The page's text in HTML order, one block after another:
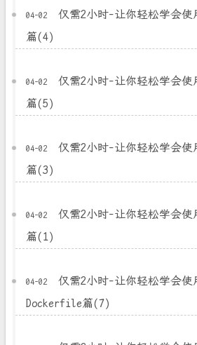
04-02
仅需2小时-让你轻松学会
篇(4)
04-02
仅需2小时-让你轻松学会
篇(5)
04-02
仅需2小时-让你轻松学会
篇(3)
04-02
仅需2小时-让你轻松学会使
篇(1)
04-02
仅需2小时-让你轻松学会
Dockerfile篇(7)